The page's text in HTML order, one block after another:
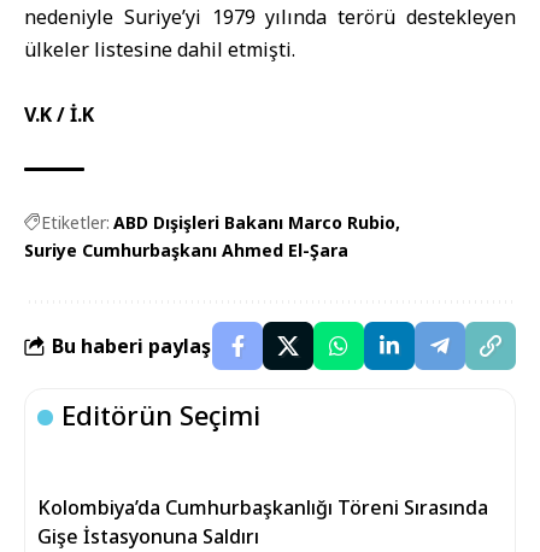
nedeniyle Suriye’yi 1979 yılında terörü destekleyen
ülkeler listesine dahil etmişti.
V.K / İ.K
Etiketler: ABD Dışişleri Bakanı Marco Rubio
Suriye Cumhurbaşkanı Ahmed El-Şara
Bu haberi paylaş
Editörün Seçimi
Kolombiya’da Cumhurbaşkanlığı Töreni Sırasında
Gişe İstasyonuna Saldırı